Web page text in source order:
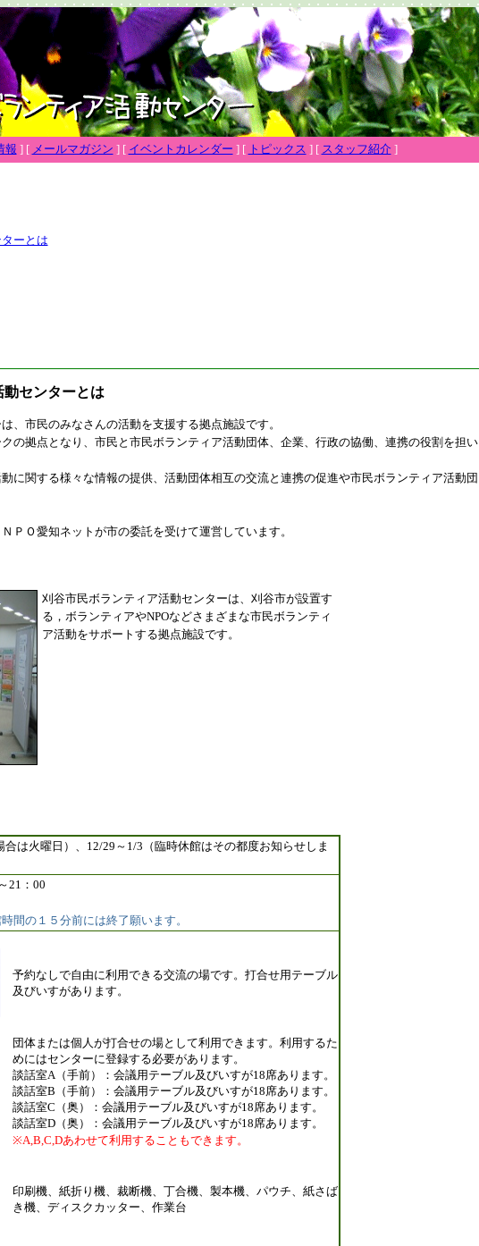
報 ] [ メールマガジン ] [ イベントカレンダー ] [ トピックス ] [ スタッフ紹介]
ーとは
センターとは
、市民のみなさんの活動を支援する拠点施設です。
の拠点となり、市民と市民ボランティア活動団体、企業、行政の協働、連携の役割を担い
に関する様々な情報の提供、活動団体相互の交流と連携の促進や市民ボランティア活動団
Ｏ愛知ネットが市の委託を受けて運営しています。
刈谷市民ボランティア活動センターは、刈谷市が設置す
る，ボランティアやNPOなどさまざまな市民ボランティ
ア活動をサポートする拠点施設です。
合は火曜日）、12/29～1/3（臨時休館はその都度お知らせしま
21：00
間の１５分前には終了願います。
予約なしで自由に利用できる交流の場です。打合せ用テーブル
及びいすがあります。
団体または個人が打合せの場として利用できます。利用するた
めにはセンターに登録する必要があります。
談話室A（手前）：会議用テーブル及びいすが18席あります。
談話室B（手前）：会議用テーブル及びいすが18席あります。
談話室C（奥）：会議用テーブル及びいすが18席あります。
談話室D（奥）：会議用テーブル及びいすが18席あります。
※A,B,C,Dあわせて利用することもできます。
印刷機、紙折り機、裁断機、丁合機、製本機、パウチ、紙さば
き機、ディスクカッター、作業台